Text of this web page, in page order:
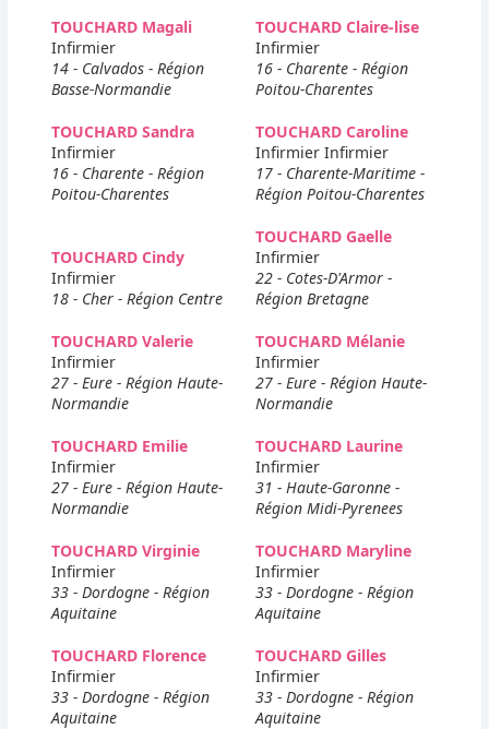
TOUCHARD Magali
Infirmier
14 - Calvados - Région
Basse-Normandie
TOUCHARD Claire-lise
Infirmier
16 - Charente - Région
Poitou-Charentes
TOUCHARD Sandra
Infirmier
16 - Charente - Région
Poitou-Charentes
TOUCHARD Caroline
Infirmier Infirmier
17 - Charente-Maritime -
Région Poitou-Charentes
TOUCHARD Cindy
Infirmier
18 - Cher - Région Centre
TOUCHARD Gaelle
Infirmier
22 - Cotes-D'Armor -
Région Bretagne
TOUCHARD Valerie
Infirmier
27 - Eure - Région Haute-
Normandie
TOUCHARD Mélanie
Infirmier
27 - Eure - Région Haute-
Normandie
TOUCHARD Emilie
Infirmier
27 - Eure - Région Haute-
Normandie
TOUCHARD Laurine
Infirmier
31 - Haute-Garonne -
Région Midi-Pyrenees
TOUCHARD Virginie
Infirmier
33 - Dordogne - Région
Aquitaine
TOUCHARD Maryline
Infirmier
33 - Dordogne - Région
Aquitaine
TOUCHARD Florence
Infirmier
33 - Dordogne - Région
Aquitaine
TOUCHARD Gilles
Infirmier
33 - Dordogne - Région
Aquitaine